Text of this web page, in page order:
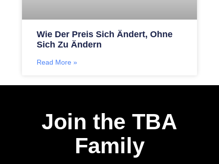
Wie Der Preis Sich Ändert, Ohne
Sich Zu Ändern
Read More »
Join the TBA
Family